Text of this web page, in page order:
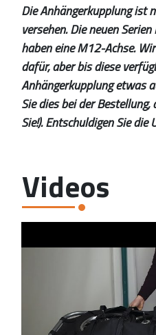
Die Anhängerkupplung ist
versehen. Die neuen
haben eine M12-Achse.
dafür, aber bis diese
Anhängerkupplung etwas
Sie dies bei der
Sie!). Entschuldigen Sie
Videos